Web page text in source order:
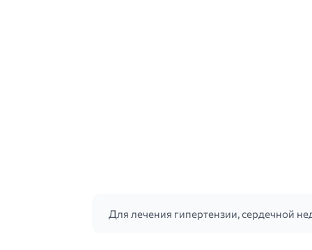
Для лечения гипертензии, сердечной